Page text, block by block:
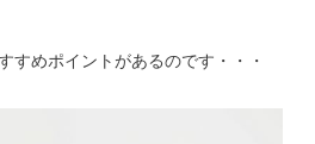
すめポイントがあるのです・・・